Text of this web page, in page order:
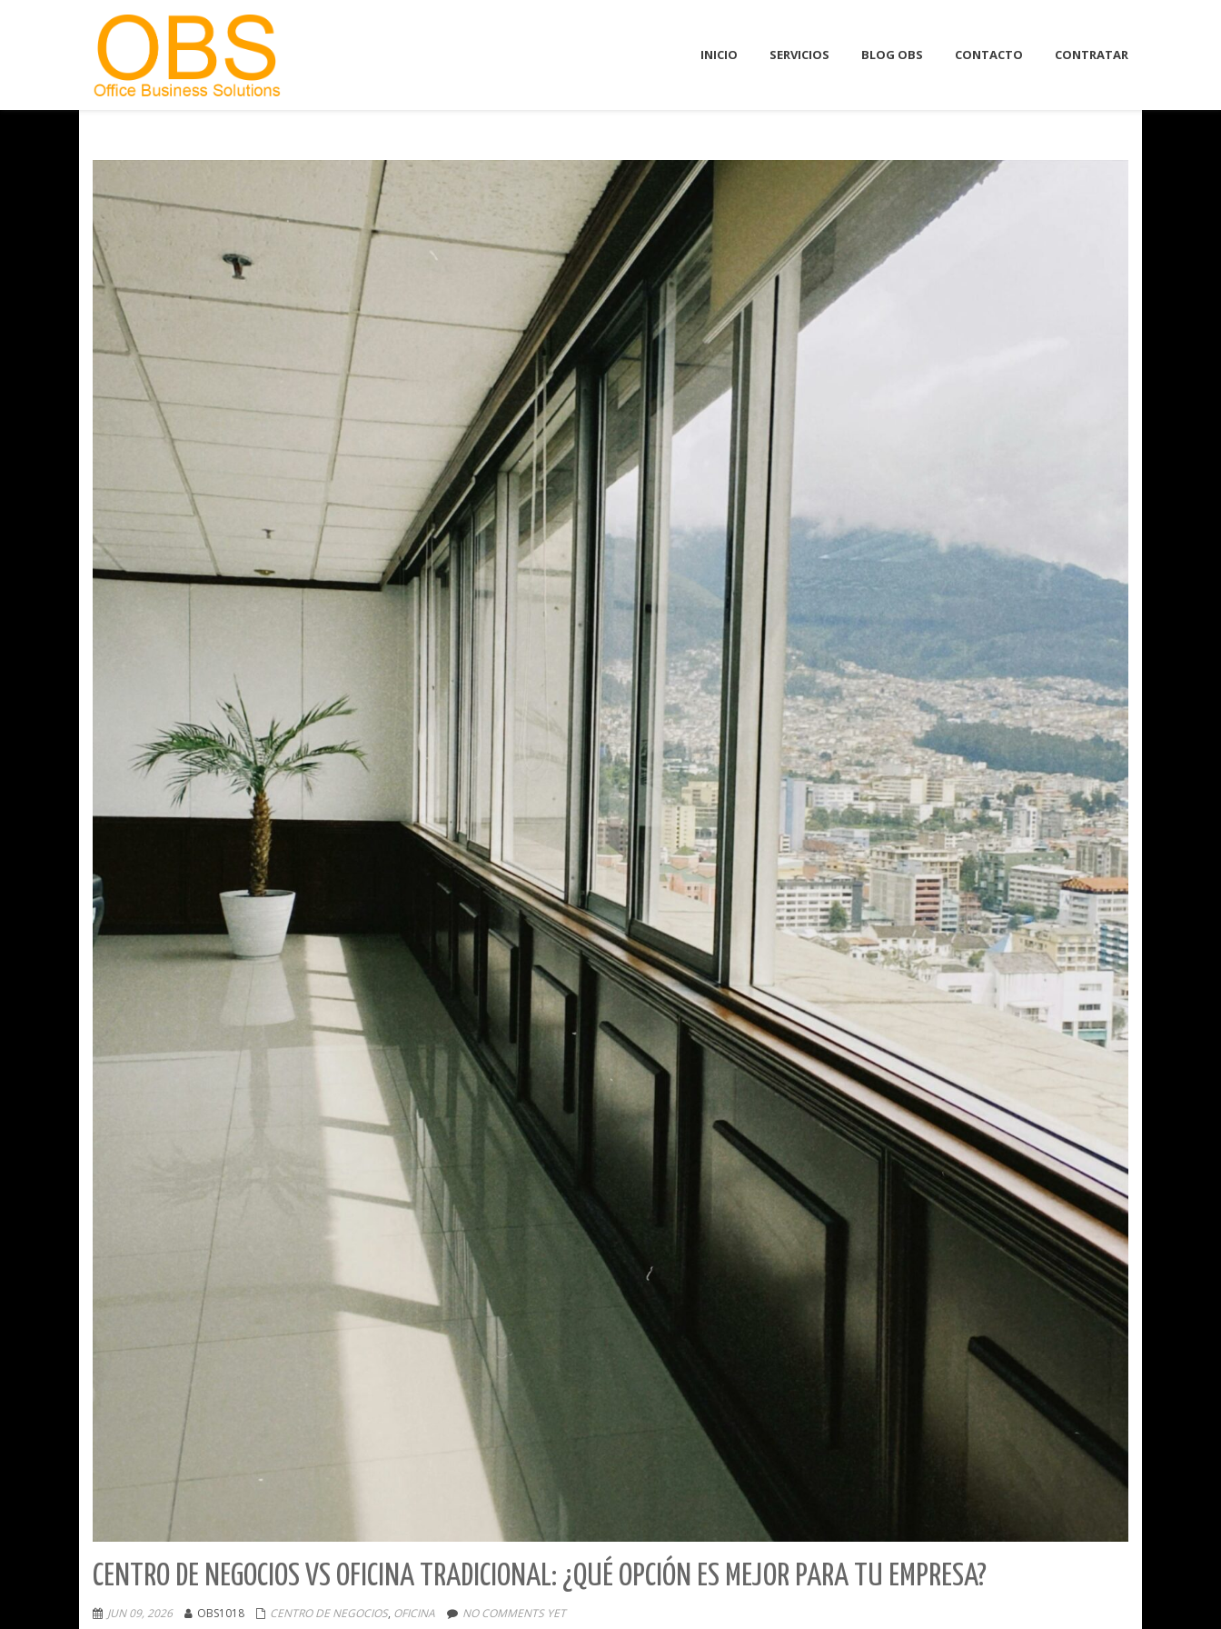
INICIO SERVICIOS BLOG OBS CONTACTO CONTRATAR
CENTRO DE NEGOCIOS VS OFICINA TRADICIONAL: ¿QUÉ OPCIÓN ES MEJOR PARA TU EMPRESA?
JUN 09, 2026 OBS1018 CENTRO DE NEGOCIOS, OFICINA NO COMMENTS YET